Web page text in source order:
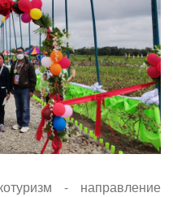
- направление